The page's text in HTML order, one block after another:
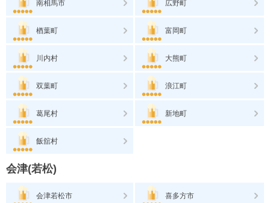
南相馬市 広野町
楢葉町 富岡町
川内村 大熊町
双葉町 浪江町
葛尾村 新地町
飯舘村
会津(若松)
会津若松市 喜多方市